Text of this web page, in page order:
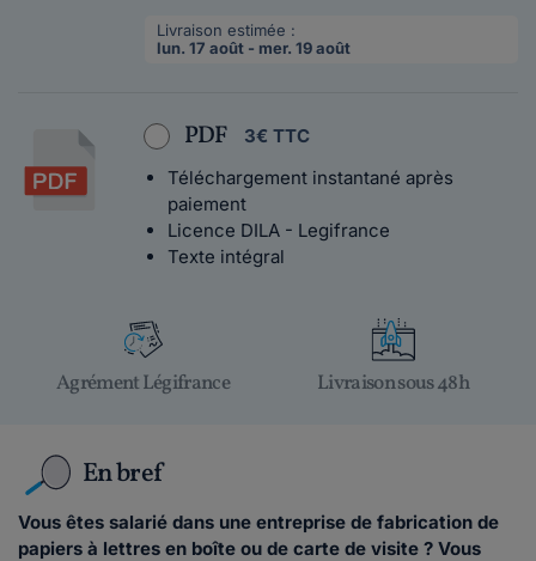
Livraison estimée :
lun. 17 août - mer. 19 août
PDF
3€ TTC
Téléchargement instantané après
paiement
Licence DILA - Legifrance
Texte intégral
Agrément Légifrance Livraison sous 48h
En bref
Vous êtes salarié dans une entreprise de fabrication de
papiers à lettres en boîte ou de carte de visite ? Vous